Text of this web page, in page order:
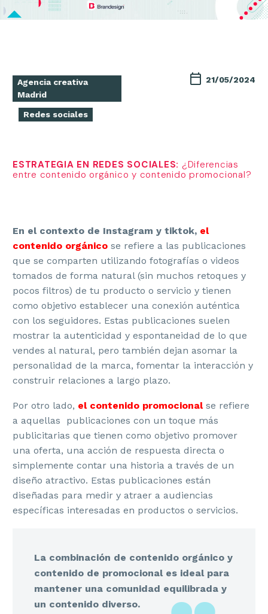
Agencia creativa
Madrid
Redes sociales
21/05/2024
ESTRATEGIA EN REDES SOCIALES: ¿Diferencias
entre contenido orgánico y contenido promocional?
En el contexto de Instagram y tiktok, el
contenido orgánico se refiere a las publicaciones
que se comparten utilizando fotografías o videos
tomados de forma natural (sin muchos retoques y
pocos filtros) de tu producto o servicio y tienen
como objetivo establecer una conexión auténtica
con los seguidores. Estas publicaciones suelen
mostrar la autenticidad y espontaneidad de lo que
vendes al natural, pero también dejan asomar la
personalidad de la marca, fomentar la interacción y
construir relaciones a largo plazo.
Por otro lado, el contenido promocionalse refiere
a aquellas publicaciones con un toque más
publicitarias que tienen como objetivo promover
una oferta, una acción de respuesta directa o
simplemente contar una historia a través de un
diseño atractivo. Estas publicaciones están
diseñadas para medir y atraer a audiencias
específicas interesadas en productos o servicios.
La combinación de contenido orgánico y
contenido de promocional es ideal para
mantener una comunidad equilibrada y
un contenido diverso.